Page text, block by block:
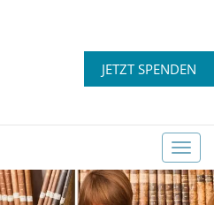
JETZT SPENDEN
T
o
g